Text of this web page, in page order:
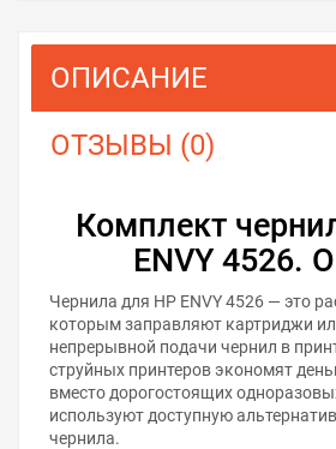
ОПИСАНИЕ
ОТЗЫВЫ (0)
Комплект
ENVY 4526.
Чернила для HP ENVY 4526 — это
которым заправляют картриджи
непрерывной подачи чернил в
струйных принтеров экономят
вместо дорогостоящих
используют доступную
чернила.